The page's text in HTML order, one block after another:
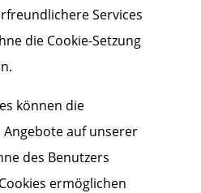
Services
die Cookie-Setzung
können die
auf unserer
des Benutzers
ermöglichen